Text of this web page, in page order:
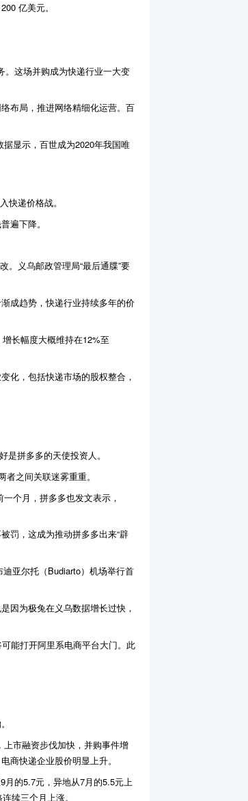
亿美元。
。这场并购成为快递行业一大变
布局，推进网络精细化运营。百
显示，百世成为2020年我国唯
快递价格战。
遍下降。
。义乌邮政管理局“最后通牒”要
成趋势，快递行业持续多年的价
长幅度大概维持在12%至
化，包括快递市场的股权整合，
拼多多的天使投资人。
之间关联迷雾重重。
个月，拼多多也发文表示，
罚，这成为推动拼多多出来“辟
亚尔托（Budiarto）机场举行首
因为极兔在义乌数据增长过快，
能打开阿里系电商平台大门。此
市融资步伐加快，并购事件增
商快递企业股价明显上升。
的5.7元，异地从7月的5.5元上
续三个月上涨。